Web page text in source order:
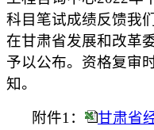
科目笔试成绩反馈我
在甘肃省发展和改革
予以公布。资格复审
知。
附件1： 甘肃省